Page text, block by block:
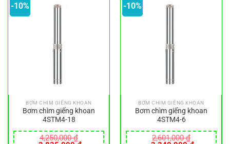
-10%
BƠM CHÌM GIẾNG KHOAN
Bơm chìm giếng khoan
4STM4-18
4,250,000₫
-10%
BƠM CHÌM GIẾNG KHOAN
Bơm chìm giếng khoan
4STM4-6
2,601,000₫